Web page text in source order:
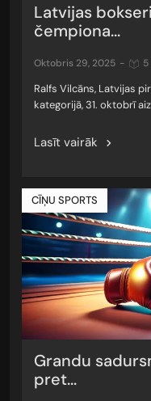
Latvijas
čempiona...
oktobris 29, 2025 - 5
Ralfs Vilcāns, Latvijas
kategorijā, 31. oktobrī
Lasīt vairāk
CĪŅU SPORTS
Grandu
pret...